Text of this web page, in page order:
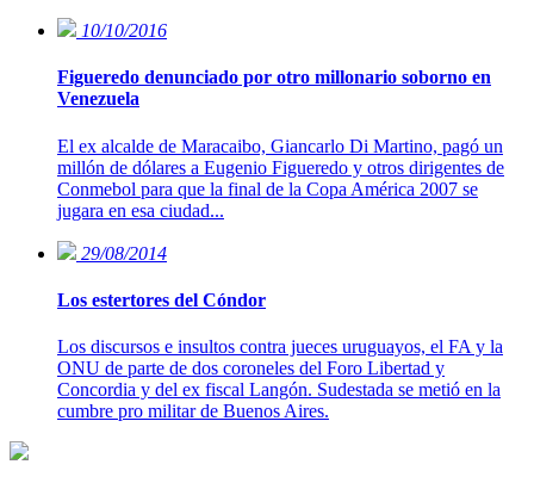
10/10/2016
Figueredo denunciado por otro millonario soborno en
Venezuela
El ex alcalde de Maracaibo, Giancarlo Di Martino, pagó un
millón de dólares a Eugenio Figueredo y otros dirigentes de
Conmebol para que la final de la Copa América 2007 se
jugara en esa ciudad...
29/08/2014
Los estertores del Cóndor
Los discursos e insultos contra jueces uruguayos, el FA y la
ONU de parte de dos coroneles del Foro Libertad y
Concordia y del ex fiscal Langón. Sudestada se metió en la
cumbre pro militar de Buenos Aires.